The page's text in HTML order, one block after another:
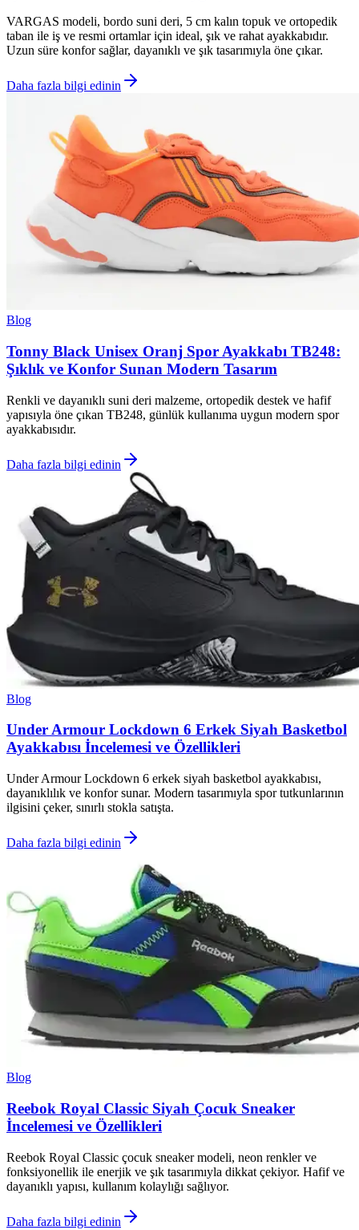
VARGAS modeli, bordo suni deri, 5 cm kalın topuk ve ortopedik
taban ile iş ve resmi ortamlar için ideal, şık ve rahat ayakkabıdır.
Uzun süre konfor sağlar, dayanıklı ve şık tasarımıyla öne çıkar.
Daha fazla bilgi edinin
Blog
Tonny Black Unisex Oranj Spor Ayakkabı TB248:
Şıklık ve Konfor Sunan Modern Tasarım
Renkli ve dayanıklı suni deri malzeme, ortopedik destek ve hafif
yapısıyla öne çıkan TB248, günlük kullanıma uygun modern spor
ayakkabısıdır.
Daha fazla bilgi edinin
Blog
Under Armour Lockdown 6 Erkek Siyah Basketbol
Ayakkabısı İncelemesi ve Özellikleri
Under Armour Lockdown 6 erkek siyah basketbol ayakkabısı,
dayanıklılık ve konfor sunar. Modern tasarımıyla spor tutkunlarının
ilgisini çeker, sınırlı stokla satışta.
Daha fazla bilgi edinin
Blog
Reebok Royal Classic Siyah Çocuk Sneaker
İncelemesi ve Özellikleri
Reebok Royal Classic çocuk sneaker modeli, neon renkler ve
fonksiyonellik ile enerjik ve şık tasarımıyla dikkat çekiyor. Hafif ve
dayanıklı yapısı, kullanım kolaylığı sağlıyor.
Daha fazla bilgi edinin